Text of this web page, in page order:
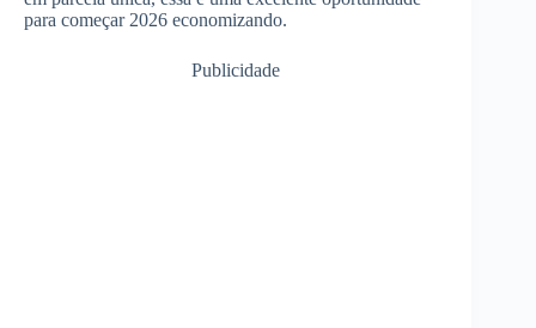
para começar 2026 economizando.
Publicidade